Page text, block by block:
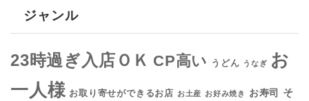
ジャンル
23時過ぎ入店ＯＫ CP高い うどん うなぎ お
一人様 お取り寄せができるお店 お土産 お好み焼き お寿司 そ